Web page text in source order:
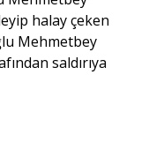
halay çeken
Mehmetbey
saldırıya